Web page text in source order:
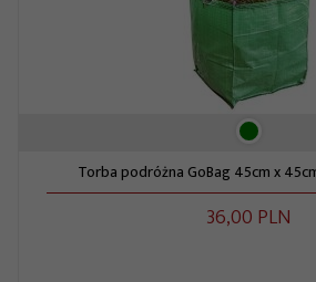
Torba podróżna GoBag 45cm x
36,00 PLN